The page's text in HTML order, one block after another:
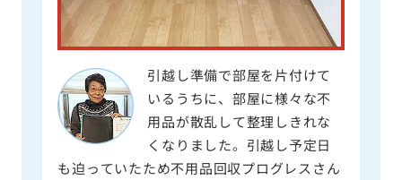
引越し準備で部屋を片付けて
いるうちに、部屋に様々な不
用品が散乱して整理しきれな
くなりました。引越し予定日
も迫っていたため不用品回収プログレスさん